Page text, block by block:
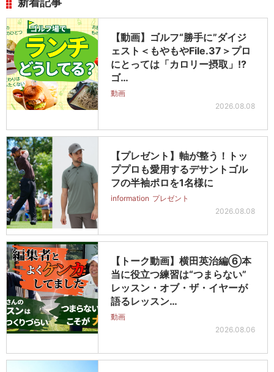
【動画】ゴルフ“勝手に”ダイジ
ェスト＜もやもやFile.37＞プロ
にとっては「カロリー摂取」!?
ゴ…
動画
2026.08.08
【プレゼント】軸が整う！トッ
ププロも愛用するデサントゴル
フの半袖ポロを1名様に
information プレゼント
2026.08.08
【トーク動画】横田英治編⑥本
当に役立つ練習は“つまらない”
レッスン・オブ・ザ・イヤーが
語るレッスン…
動画
2026.08.06